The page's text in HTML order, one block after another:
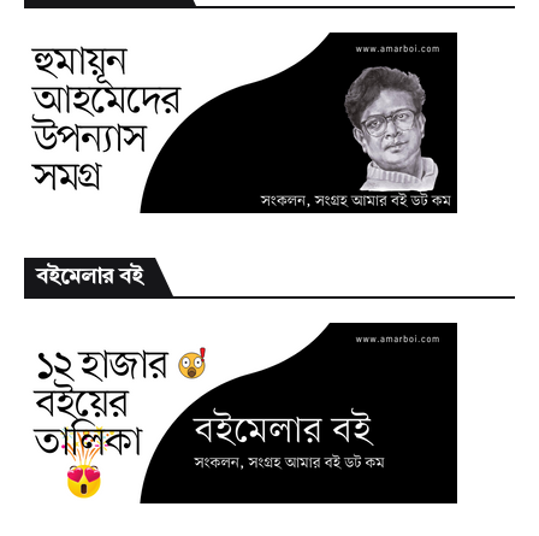
বইমেলার বই